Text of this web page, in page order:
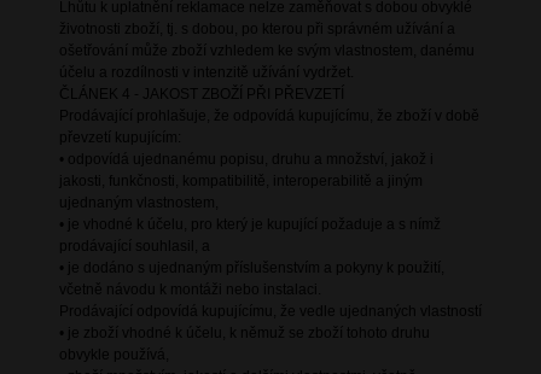
Lhůtu k uplatnění reklamace nelze zaměňovat s dobou obvyklé
životnosti zboží, tj. s dobou, po kterou při správném užívání a
ošetřování může zboží vzhledem ke svým vlastnostem, danému
účelu a rozdílnosti v intenzitě užívání vydržet.
ČLÁNEK 4 - JAKOST ZBOŽÍ PŘI PŘEVZETÍ
Prodávající prohlašuje, že odpovídá kupujícímu, že zboží v době
převzetí kupujícím:
• odpovídá ujednanému popisu, druhu a množství, jakož i
jakosti, funkčnosti, kompatibilitě, interoperabilitě a jiným
ujednaným vlastnostem,
• je vhodné k účelu, pro který je kupující požaduje a s nímž
prodávající souhlasil, a
• je dodáno s ujednaným příslušenstvím a pokyny k použití,
včetně návodu k montáži nebo instalaci.
Prodávající odpovídá kupujícímu, že vedle ujednaných vlastností
• je zboží vhodné k účelu, k němuž se zboží tohoto druhu
obvykle používá,